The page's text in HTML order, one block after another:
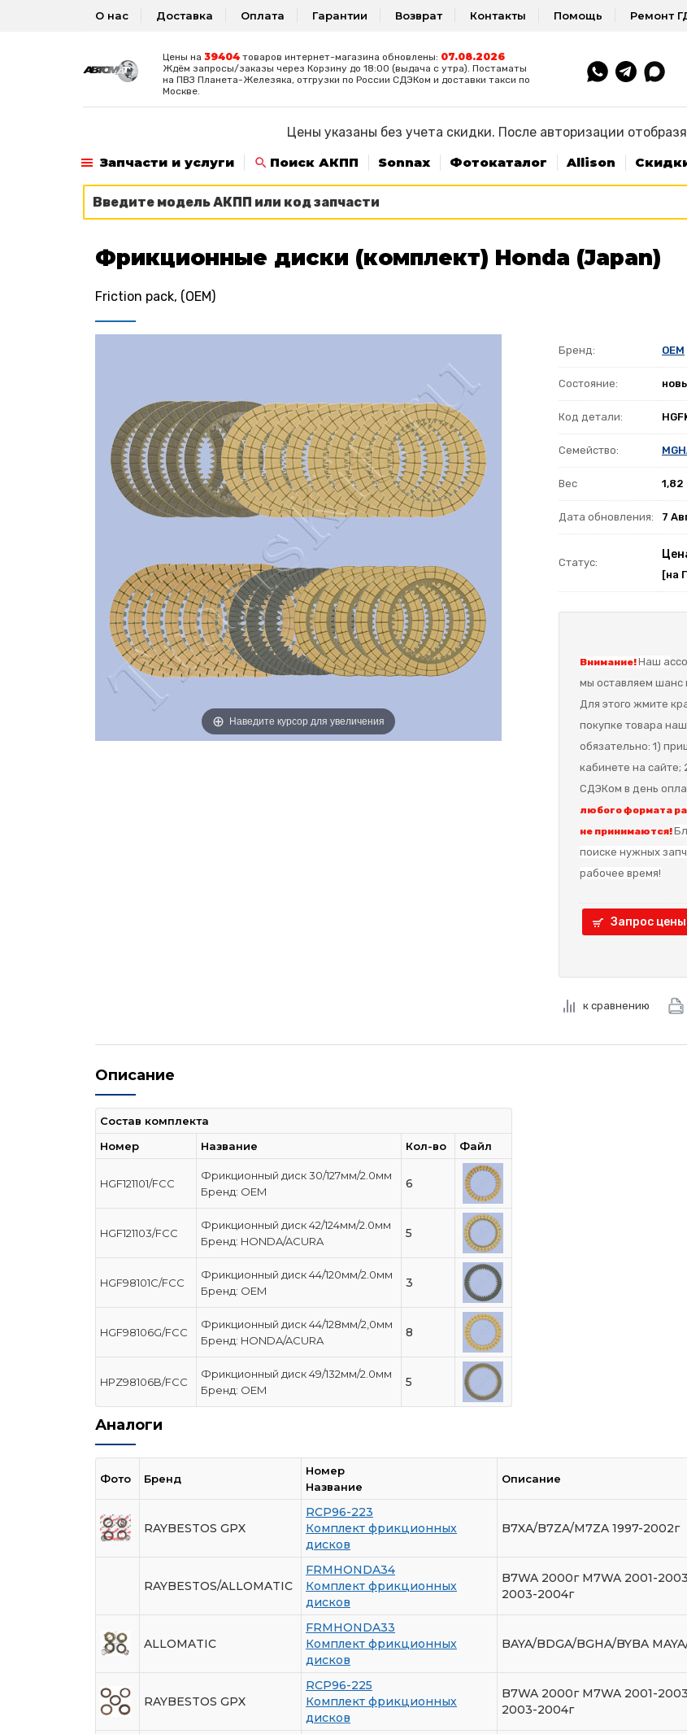
О нас Доставка Оплата Гарантии Возврат Контакты Помощь Ремонт
Цены на 39404товаров интернет-магазина обновлены: 07.08.2026
Ждём запросы/заказы через Корзину до 18:00 (выдача с утра). Постаматы
на ПВЗ Планета-Железяка, отгрузки по России СДЭКом и доставки такси по
Москве.
Цены указаны без учета скидки. После авторизации
Запчасти и услуги
Поиск АКПП Sonnax Фотокаталог Allison
Фрикционные диски (комплект) Honda (Japan)
Friction pack, (OEM)
Наведите курсор для увеличения
Бренд: OEM
Состояние:
Код детали:
Семейство:
Вес 1,82
Дата обновления: 7
Статус:
[на
Внимание!Наш а
мы оставляем шанс
Для этого жмите
покупке товара
обязательно: 1)
кабинете на сайте;
СДЭКом в день
любого формата
не принимаются!
поиске нужных
рабочее время!
Запрос цены
к сравнению
Описание
Состав комплекта
Номер
Название Кол-во Файл
HGF121101/FCC
Фрикционный диск 30/127мм/2.0мм
Бренд: OEM
6
HGF121103/FCC
Фрикционный диск 42/124мм/2.0мм
Бренд: HONDA/ACURA
5
HGF98101C/FCC
Фрикционный диск 44/120мм/2.0мм
Бренд: OEM
3
HGF98106G/FCC
Фрикционный диск 44/128мм/2,0мм
Бренд: HONDA/ACURA
8
HPZ98106B/FCC
Фрикционный диск 49/132мм/2.0мм
Бренд: OEM
5
Аналоги
Фото Бренд
Номер
Название
Описание
RAYBESTOS GPX
RCP96-223
Комплект фрикционных
дисков
B7XA/B7ZA/M7ZA 1997-2002г
RAYBESTOS/ALLOMATIC
FRMHONDA34
Комплект фрикционных
дисков
B7WA 2000г M7WA 2001-
2003-2004г
ALLOMATIC
FRMHONDA33
Комплект фрикционных
дисков
BAYA/BDGA/BGHA/BYBA
RAYBESTOS GPX
RCP96-225
Комплект фрикционных
дисков
B7WA 2000г M7WA 2001-
2003-2004г